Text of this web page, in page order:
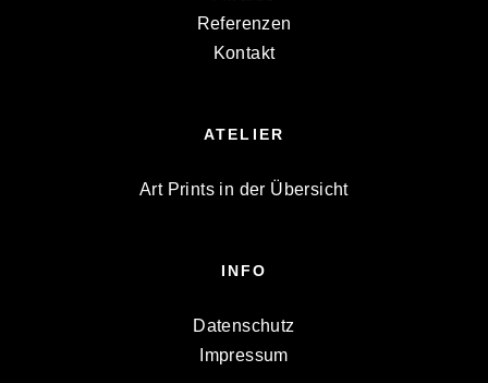
Referenzen
Kontakt
ATELIER
Art Prints in der Übersicht
INFO
Datenschutz
Impressum